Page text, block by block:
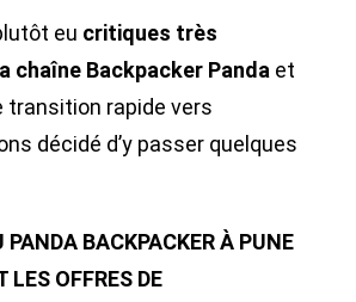
eu critiques très
chaîne Backpacker Panda et
transition rapide vers
décidé d’y passer quelques
PANDA BACKPACKER À PUNE
LES OFFRES DE